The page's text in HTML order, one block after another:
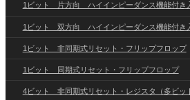
1ビット 片方向 ハイインピーダンス機能付き
1ビット 双方向 ハイインピーダンス機能付き
1ビット 非同期式リセット・フリップフロップ
1ビット 同期式リセット・フリップフロップ
4ビット 非同期式リセット・レジスタ（多ビッ